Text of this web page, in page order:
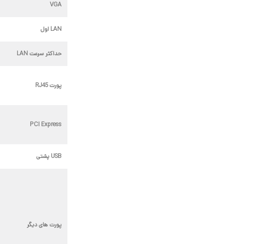
VGA
LAN اول
حداکثر سرعت LAN
پورت RJ45
PCI Express
USB پشتی
پورت های دیگر